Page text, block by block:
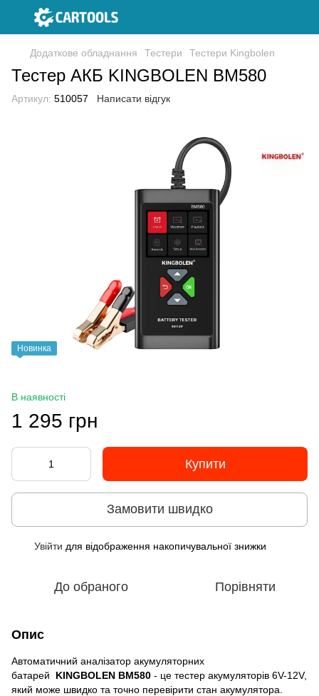
Додаткове обладнання Тестери Тестери Kingbolen
Тестер АКБ KINGBOLEN BM580
Артикул: 510057 Написати відгук
Новинка
В наявності
1 295 грн
Купити
Замовити швидко
Увійти для відображення накопичувальної знижки
До обраного Порівняти
Опис
Автоматичний аналізатор акумуляторних
батарей KINGBOLEN BM580 - це тестер акумуляторів 6V-12V,
який може швидко та точно перевірити стан акумулятора.